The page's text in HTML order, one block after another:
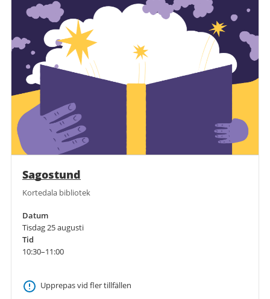
Sagostund
Kortedala bibliotek
Datum
Tisdag 25 augusti
Tid
10:30–11:00
Upprepas vid fler tillfällen